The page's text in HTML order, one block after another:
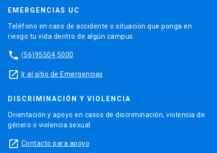
EMERGENCIAS UC
Teléfono en caso de accidente o situación que ponga en
riesgo tu vida dentro de algún campus.
phone (56)95504 5000
launch Ir al sitio de Emergencias
DISCRIMINACIÓN Y VIOLENCIA
Orientación y apoyo en casos de discriminación, violencia de
género o violencia sexual.
launch Contacto para apoyo